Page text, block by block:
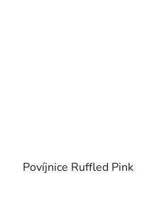
Povíjnice Ruffled Pink